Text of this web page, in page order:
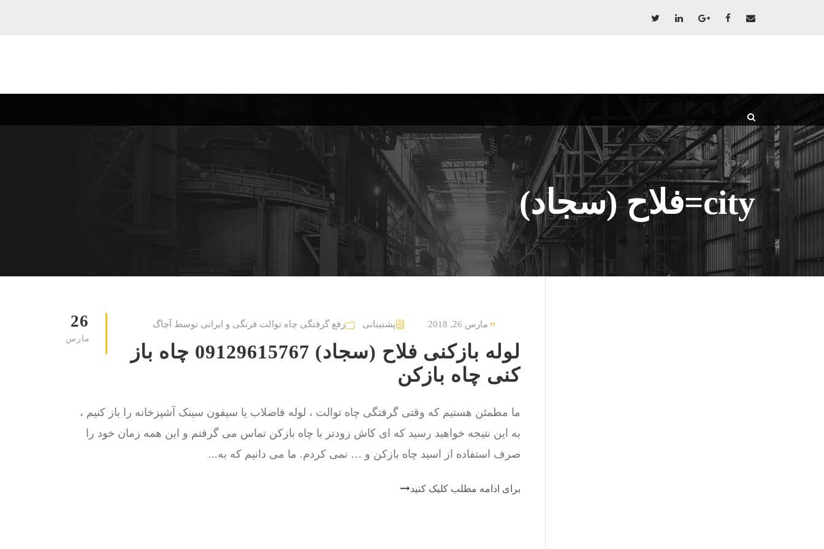
city=فلاح (سجاد)
26
مارس
مارس 26, 2018 پشتیبانی رفع گرفتگی چاه توالت فرنگی و ایرانی توسط آچاگ
لوله بازکنی فلاح (سجاد) 09129615767 چاه باز
کنی چاه بازکن
ما مطمئن هستیم که وقتی گرفتگی چاه توالت ، لوله فاضلاب یا سیفون سینک آشپزخانه را باز کنیم ،
به این نتیجه خواهید رسید که ای کاش زودتر با چاه بازکن تماس می گرفتم و این همه زمان خود را
صرف استفاده از اسید چاه بازکن و … نمی کردم. ما می دانیم که به...
برای ادامه مطلب کلیک کنید